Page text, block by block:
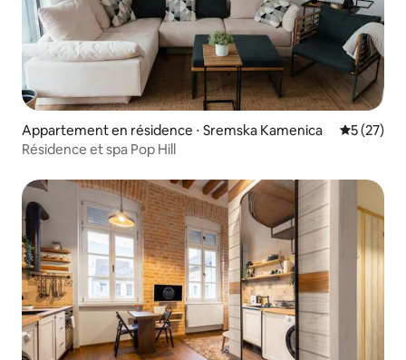
Appartement en résidence ⋅ Sremska Kamenica
5 (27)
Résidence et spa Pop Hill